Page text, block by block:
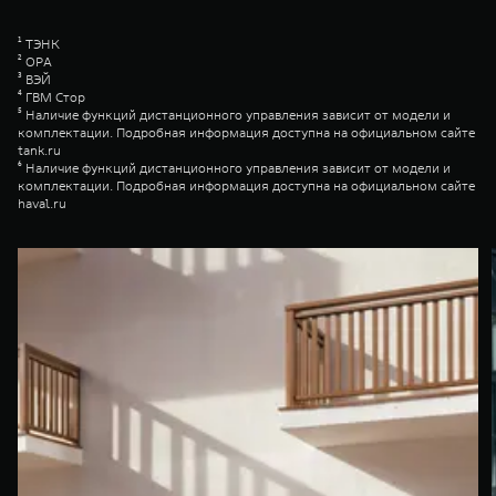
¹ ТЭНК
² ОРА
³ ВЭЙ
⁴ ГВМ Стор
⁵ Наличие функций дистанционного управления зависит от модели и
комплектации. Подробная информация доступна на официальном сайте
tank.ru
⁶ Наличие функций дистанционного управления зависит от модели и
комплектации. Подробная информация доступна на официальном сайте
haval.ru